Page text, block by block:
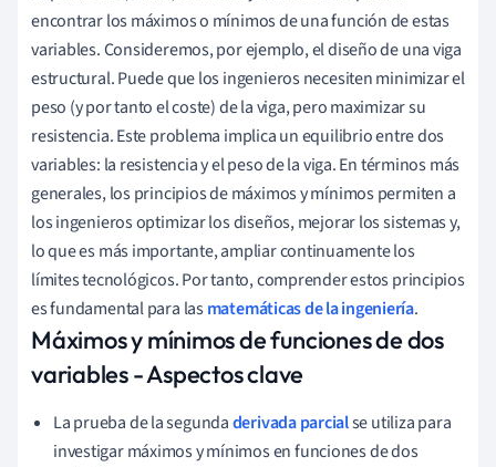
encontrar los máximos o mínimos de una función de estas
variables. Consideremos, por ejemplo, el diseño de una viga
estructural. Puede que los ingenieros necesiten minimizar el
peso (y por tanto el coste) de la viga, pero maximizar su
resistencia. Este problema implica un equilibrio entre dos
variables: la resistencia y el peso de la viga. En términos más
generales, los principios de máximos y mínimos permiten a
los ingenieros optimizar los diseños, mejorar los sistemas y,
lo que es más importante, ampliar continuamente los
límites tecnológicos. Por tanto, comprender estos principios
es fundamental para lasmatemáticas de la ingeniería.
Máximos y mínimos de funciones de dos
variables - Aspectos clave
La prueba de la segundaderivada parcialse utiliza para
investigar máximos y mínimos en funciones de dos